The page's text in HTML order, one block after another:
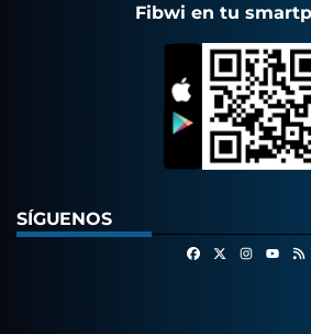
Fibwi en tu
SÍGUENOS
FacebookInstagram